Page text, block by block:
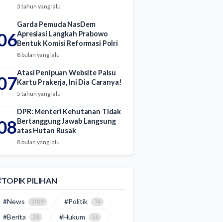
3 tahun yang lalu
Garda Pemuda NasDem
Apresiasi Langkah Prabowo
Bentuk Komisi Reformasi Polri
8 bulan yang lalu
Atasi Penipuan Website Palsu
Kartu Prakerja, Ini Dia Caranya!
5 tahun yang lalu
DPR: Menteri Kehutanan Tidak
Bertanggung Jawab Langsung
atas Hutan Rusak
8 bulan yang lalu
TOPIK PILIHAN
#News 2039 #Politik 74
#Berita 38 #Hukum 16